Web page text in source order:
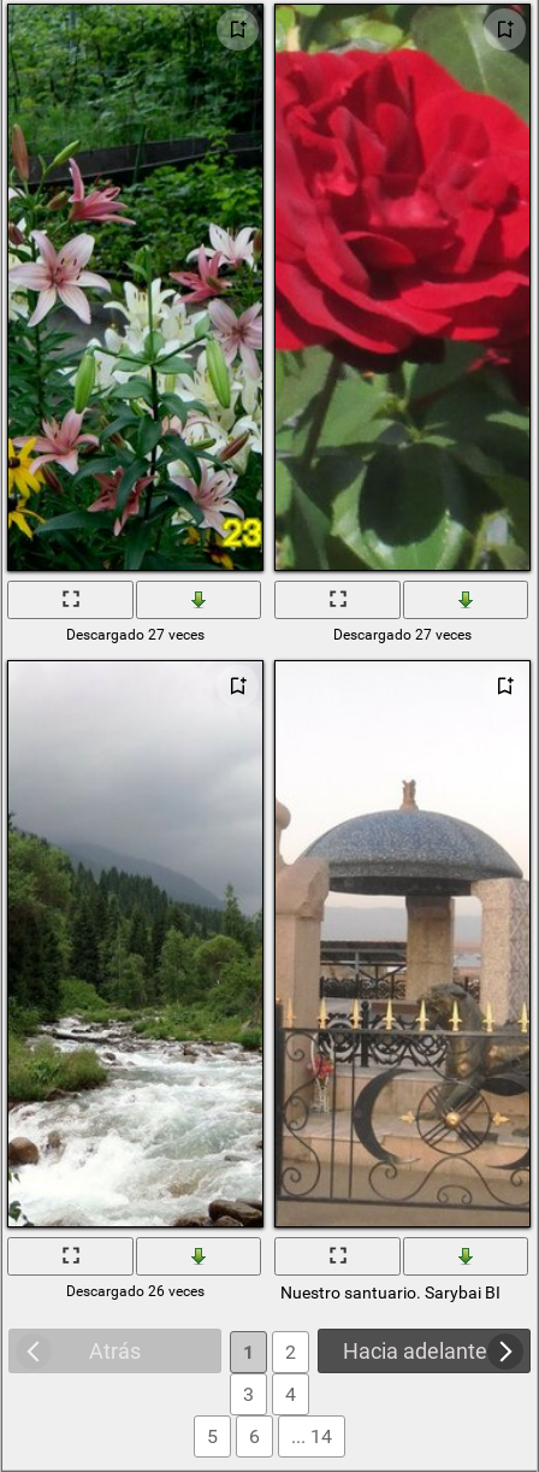
Descargado 27 veces Descargado 27 veces
Descargado 26 veces Nuestro santuario. Sarybai BI
Atrás Hacia adelante
1
2
3
4
5
6 ... 14